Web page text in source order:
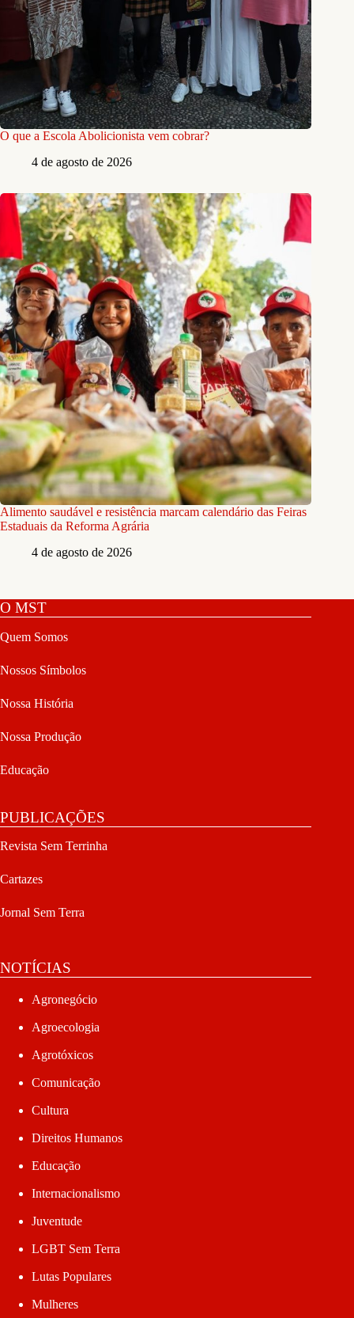
O que a Escola Abolicionista vem cobrar?
4 de agosto de 2026
Alimento saudável e resistência marcam calendário das Feiras
Estaduais da Reforma Agrária
4 de agosto de 2026
O MST
Quem Somos
Nossos Símbolos
Nossa História
Nossa Produção
Educação
PUBLICAÇÕES
Revista Sem Terrinha
Cartazes
Jornal Sem Terra
NOTÍCIAS
Agronegócio
Agroecologia
Agrotóxicos
Comunicação
Cultura
Direitos Humanos
Educação
Internacionalismo
Juventude
LGBT Sem Terra
Lutas Populares
Mulheres